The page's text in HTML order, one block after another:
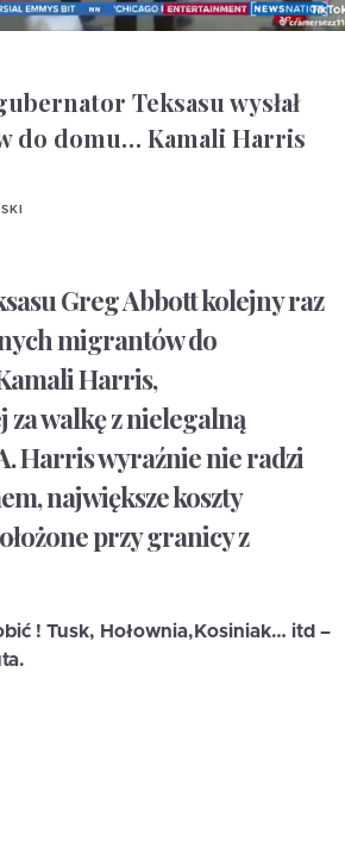
Teksasu wysłał
do domu… Kamali Harris
Greg Abbott kolejny raz
migrantów do
Harris,
walkę z nielegalną
Harris wyraźnie nie radzi
największe koszty
przy granicy z
! Tusk, Hołownia,Kosiniak… itd –